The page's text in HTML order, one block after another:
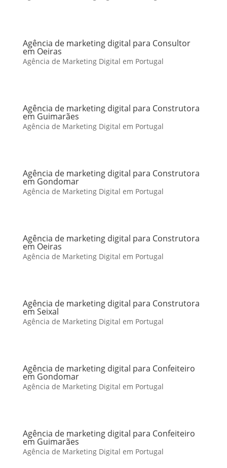
Agência de marketing digital para Consultor
em Oeiras
Agência de Marketing Digital em Portugal
Agência de marketing digital para Construtora
em Guimarães
Agência de Marketing Digital em Portugal
Agência de marketing digital para Construtora
em Gondomar
Agência de Marketing Digital em Portugal
Agência de marketing digital para Construtora
em Oeiras
Agência de Marketing Digital em Portugal
Agência de marketing digital para Construtora
em Seixal
Agência de Marketing Digital em Portugal
Agência de marketing digital para Confeiteiro
em Gondomar
Agência de Marketing Digital em Portugal
Agência de marketing digital para Confeiteiro
em Guimarães
Agência de Marketing Digital em Portugal